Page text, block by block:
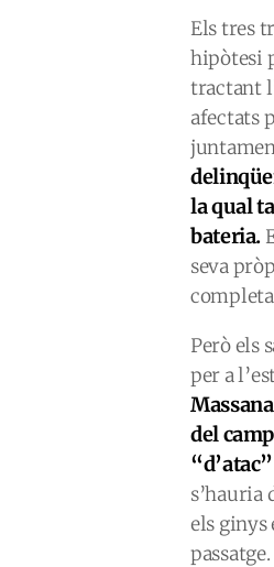
Els tres
hipòtesi
tractant
afectats
la qual
bateria.
seva
Però els
per a
del
s’hauria
els ginys
passatge.